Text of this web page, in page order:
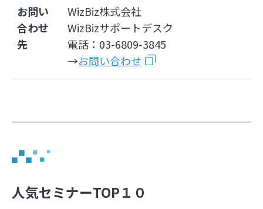
お問い
合わせ
先
WizBiz株式会社
WizBizサポートデスク
電話：03-6809-3845
→お問い合わせ
人気セミナーTOP１０